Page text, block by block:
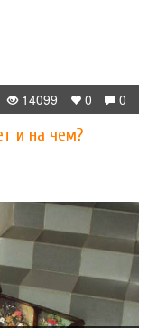
0
0
14099
и на чем?